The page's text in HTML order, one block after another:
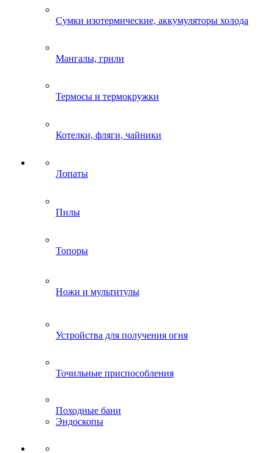
Сумки изотермические, аккумуляторы холода
Мангалы, грили
Термосы и термокружки
Котелки, фляги, чайники
Лопаты
Пилы
Топоры
Ножи и мультитулы
Устройства для получения огня
Точильные приспособления
Походные бани
Эндоскопы